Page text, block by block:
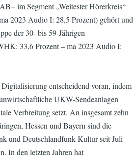
im Segment „Weitester Hörerkreis“
2023 Audio I: 28,5 Prozent) gehört und
der 30- bis 59-Jährigen
33,6 Prozent – ma 2023 Audio I:
entscheidend voran, indem
UKW-Sendeanlagen
Verbreitung setzt. An insgesamt zehn
Hessen und Bayern sind die
und Deutschlandfunk Kultur seit Juli
In den letzten Jahren hat